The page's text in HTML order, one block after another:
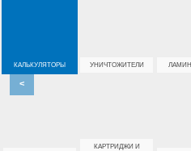
КАЛЬКУЛЯТОРЫ УНИЧТОЖИТЕЛИ
КАРТРИДЖИ И
<